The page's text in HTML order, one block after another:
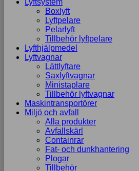
Lyftsystem
Boxlyft
Lyftpelare
Pelarlyft
Tillbehör lyftpelare
Lyfthjälpmedel
Lyftvagnar
Lättlyftare
Saxlyftvagnar
Ministaplare
Tillbehör lyftvagnar
Maskintransportörer
Miljö och avfall
Alla produkter
Avfallskärl
Containrar
Fat- och dunkhantering
Plogar
Tillbehör